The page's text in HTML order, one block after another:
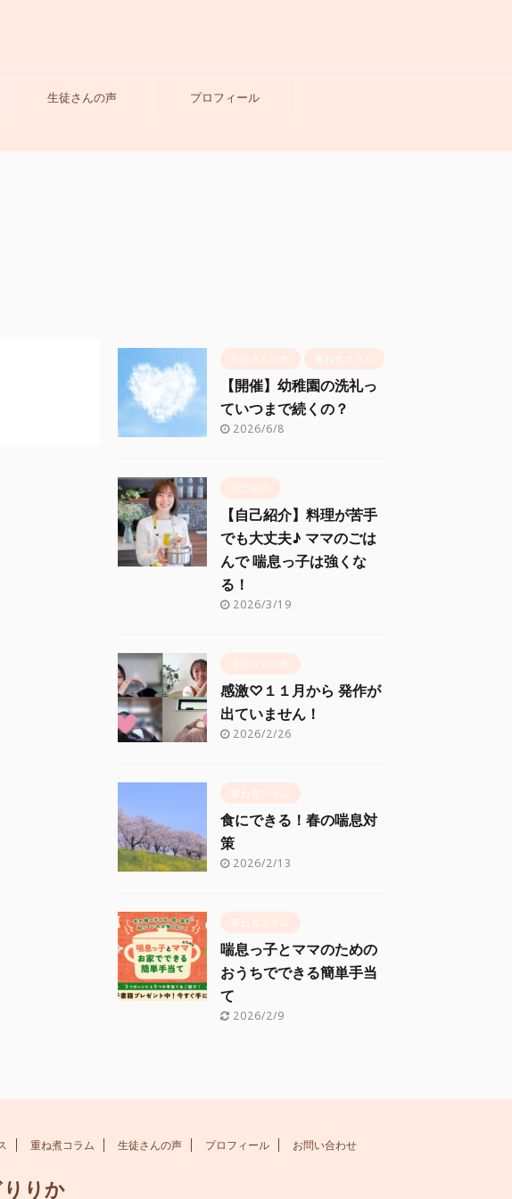
生徒さんの声 プロフィール
生徒さんの声 重ね煮コラム
【開催】幼稚園の洗礼っ
ていつまで続くの？
2026/6/8
自己紹介
【自己紹介】料理が苦手
でも大丈夫♪ ママのごは
んで 喘息っ子は強くな
る！
2026/3/19
生徒さんの声
感激♡１１月から 発作が
出ていません！
2026/2/26
重ね煮コラム
食にできる！春の喘息対
策
2026/2/13
重ね煮コラム
喘息っ子とママのための
おうちでできる簡単手当
て
2026/2/9
重ね煮コラム 生徒さんの声 プロフィール お問い合わせ
りか